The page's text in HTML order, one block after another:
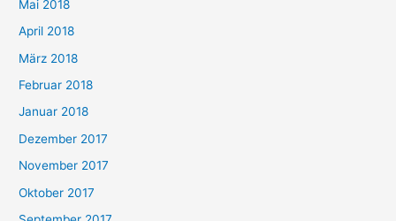
Mai 2018
April 2018
März 2018
Februar 2018
Januar 2018
Dezember 2017
November 2017
Oktober 2017